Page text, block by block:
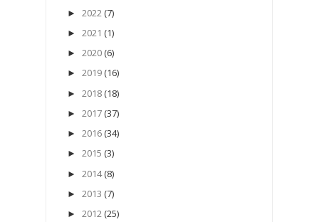
► 2022 (7)
► 2021 (1)
► 2020 (6)
► 2019 (16)
► 2018 (18)
► 2017 (37)
► 2016 (34)
► 2015 (3)
► 2014 (8)
► 2013 (7)
► 2012 (25)